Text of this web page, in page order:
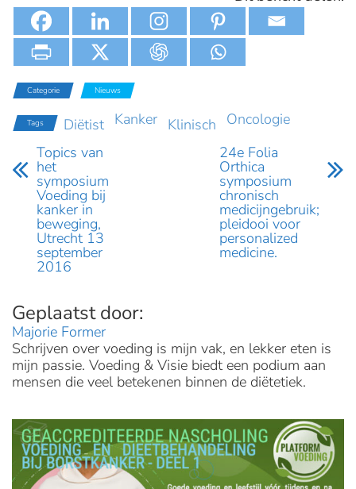
Categorie Nieuws
Tags Diëtist Kanker Klinisch
Oncologie
Topics van
het
symposium
Voeding bij
kanker in
beweging,
Utrecht 13
september
2016
24e Folia
Orthica
symposium
chronisch
medicijngebruik;
pleidooi voor
personalized
medicine.
Majorie Former
Schrijven over voeding is mijn vak, en lekker eten is
mijn passie. Voeding & Visie biedt een podium aan
mensen die veel betekenen binnen de diëtetiek.